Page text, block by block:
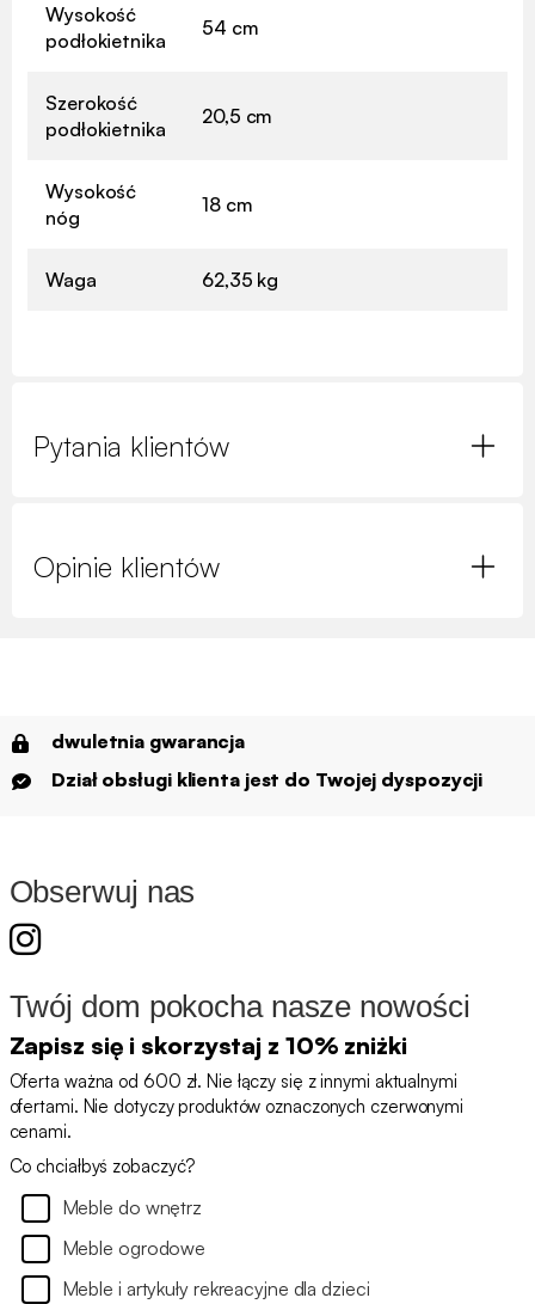
Wysokość
podłokietnika
54 cm
Szerokość
podłokietnika
20,5 cm
Wysokość
nóg
18 cm
Waga 62,35 kg
Pytania klientów
Opinie klientów
dwuletnia gwarancja
Dział obsługi klienta jest do Twojej dyspozycji
Obserwuj nas
Twój dom pokocha nasze nowości
Zapisz się i skorzystaj z 10% zniżki
Oferta ważna od 600 zł. Nie łączy się z innymi aktualnymi
ofertami. Nie dotyczy produktów oznaczonych czerwonymi
cenami.
Co chciałbyś zobaczyć?
Meble do wnętrz
Meble ogrodowe
Meble i artykuły rekreacyjne dla dzieci